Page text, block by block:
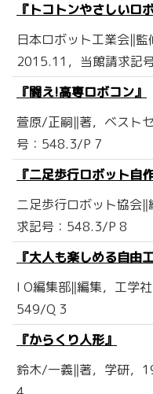
『トコトンやさしいロ
日本ロボット工業会‖監
2015.11，当館請求記
『闘え!高専ロボコン』
萱原/正嗣‖著，ベスト
号：548.3/P 7
『二足歩行ロボット自
二足歩行ロボット協会
求記号：548.3/P 8
『大人も楽しめる自由
I O編集部‖編集，工学
549/Q 3
『からくり人形』
鈴木/一義‖著，学研，